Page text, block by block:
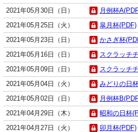
2021年05月30日（日）
月例杯
2021年05月25日（火）
皐月杯(PDF)
2021年05月23日（日）
かさぎ杯
2021年05月16日（日）
スクラッチ
2021年05月09日（日）
スクラッチ
2021年05月04日（火）
みどりの日
2021年05月02日（日）
月例杯
2021年04月29日（木）
昭和の日杯
2021年04月27日（火）
卯月杯(PDF)